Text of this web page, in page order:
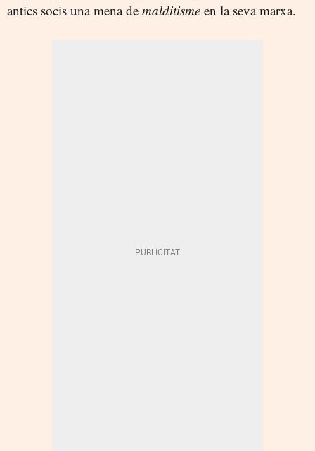
antics socis una mena de malditisme en la seva marxa.